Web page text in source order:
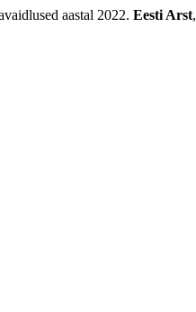
aastal 2022. Eesti Arst